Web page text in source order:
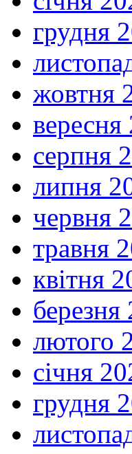
грудня
жовтня
серпня
липня
червня
травня
квітня
лютого
січня
грудня